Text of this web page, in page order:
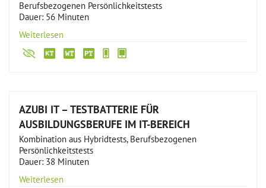
Berufsbezogenen Persönlichkeitstests
Dauer: 56 Minuten
Weiterlesen
AZUBI IT – TESTBATTERIE FÜR
AUSBILDUNGSBERUFE IM IT-BEREICH
Kombination aus Hybridtests, Berufsbezogenen
Persönlichkeitstests
Dauer: 38 Minuten
Weiterlesen